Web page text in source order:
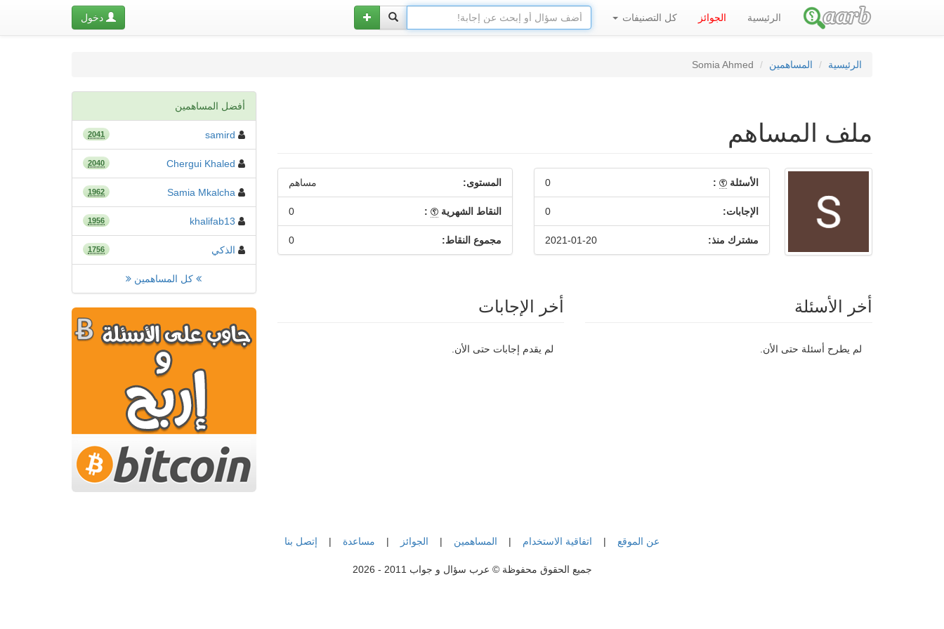
الرئيسية الجوائز كل التصنيفات دخول
الرئيسية المساهمين Somia Ahmed
ملف المساهم
الأسئلة :
0
الإجابات: 0
مشترك منذ: 2021-01-20
المستوى: مساهم
النقاط الشهرية :
0
مجموع النقاط: 0
أخر الأسئلة
لم يطرح أسئلة حتى الأن.
أخر الإجابات
لم يقدم إجابات حتى الأن.
أفضل المساهمين
samird
2041
Chergui Khaled
2040
Samia Mkalcha
1962
khalifab13
1956
الذكي 1756
كل المساهمين
عن الموقع | اتفاقية الاستخدام | المساهمين | الجوائز | مساعدة | إتصل بنا
جميع الحقوق محفوظة © عرب سؤال و جواب 2011 - 2026